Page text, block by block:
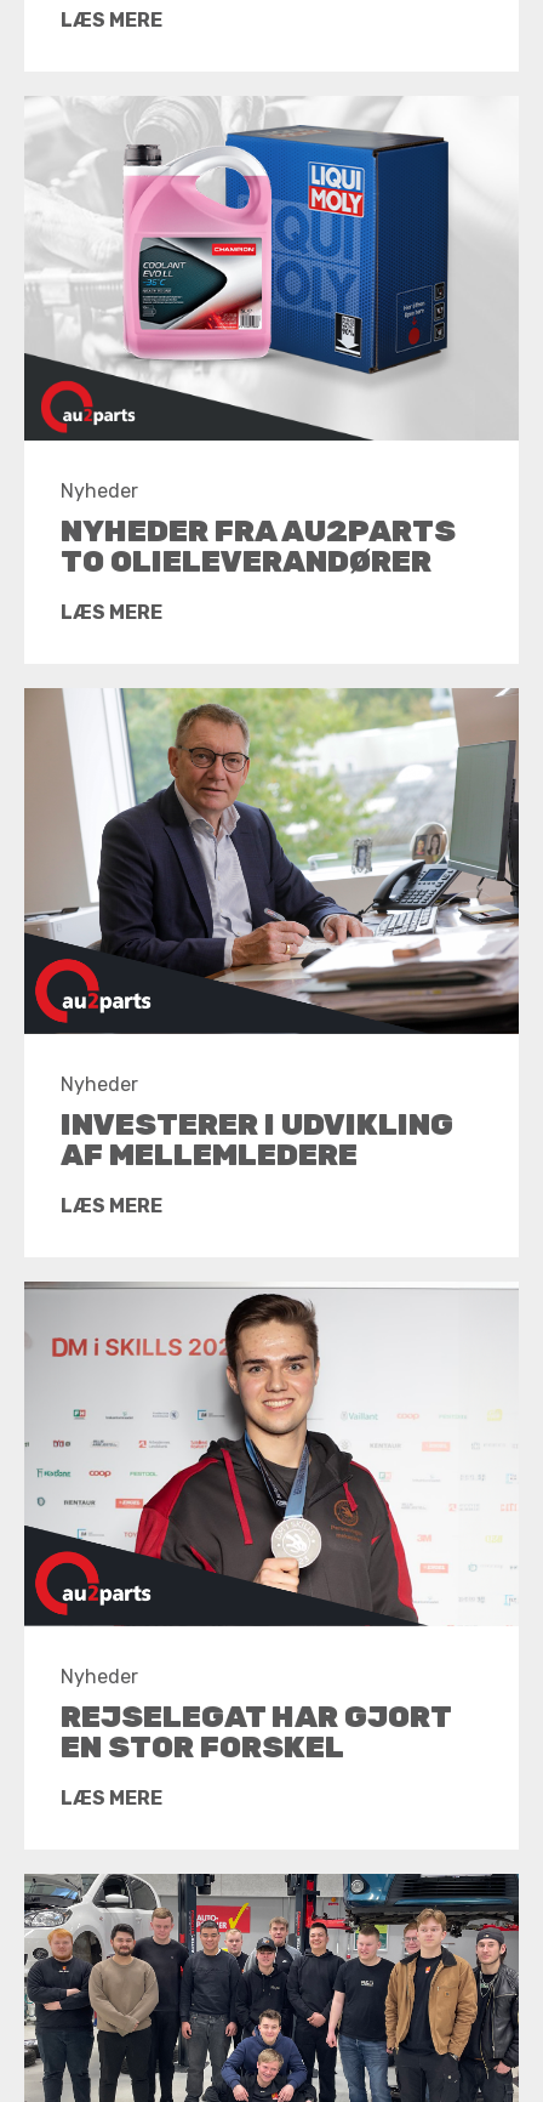
LÆS MERE
Nyheder
NYHEDER FRA AU2PARTS
TO OLIELEVERANDØRER
LÆS MERE
Nyheder
INVESTERER I UDVIKLING
AF MELLEMLEDERE
LÆS MERE
Nyheder
REJSELEGAT HAR GJORT
EN STOR FORSKEL
LÆS MERE